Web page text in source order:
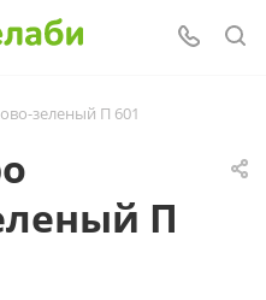
зеленый П 601
П